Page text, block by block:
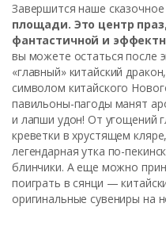
Завершится наше
площади. Это центр
фантастичной и
вы можете остаться после
«главный» китайский
символом китайского
павильоны-пагоды манят
и лапши удон! От угощений
креветки в хрустящем
легендарная утка по-
блинчики. А еще можно
поиграть в сянци —
оригинальные сувениры на